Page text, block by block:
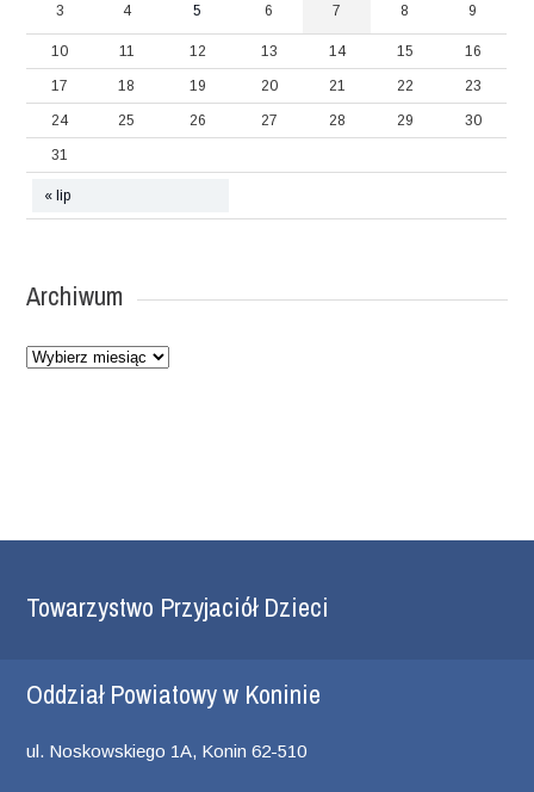
« lip
3 4 5 6 7 8 9
10 11 12 13 14 15 16
17 18 19 20 21 22 23
24 25 26 27 28 29 30
31
Archiwum
Archiwum
Towarzystwo Przyjaciół Dzieci
Oddział Powiatowy w Koninie
ul. Noskowskiego 1A, Konin 62-510